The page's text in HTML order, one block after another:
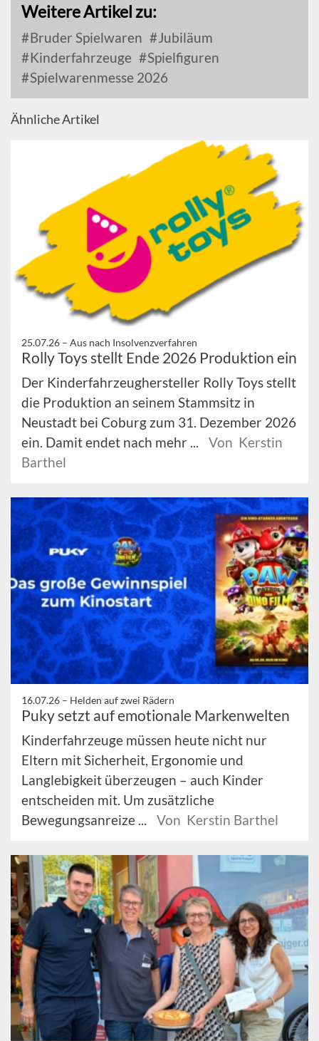
Weitere Artikel zu:
Bruder Spielwaren
Jubiläum
Kinderfahrzeuge
Spielfiguren
Spielwarenmesse 2026
Ähnliche Artikel
25.07.26 – Aus nach Insolvenzverfahren
Rolly Toys stellt Ende 2026 Produktion ein
Der Kinderfahrzeughersteller Rolly Toys stellt
die Produktion an seinem Stammsitz in
Neustadt bei Coburg zum 31. Dezember 2026
ein. Damit endet nach mehr ...
Von Kerstin
Barthel
16.07.26 – Helden auf zwei Rädern
Puky setzt auf emotionale Markenwelten
Kinderfahrzeuge müssen heute nicht nur
Eltern mit Sicherheit, Ergonomie und
Langlebigkeit überzeugen – auch Kinder
entscheiden mit. Um zusätzliche
Bewegungsanreize ...
Von Kerstin Barthel